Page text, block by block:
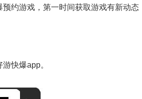
预约游戏，第一时间获取游戏有新动态
快爆app。